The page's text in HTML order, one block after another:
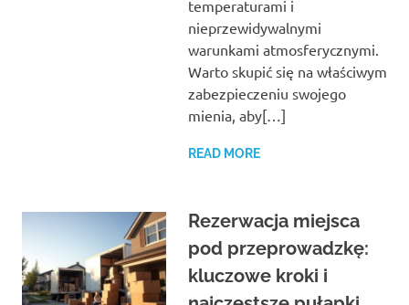
temperaturami i
nieprzewidywalnymi
warunkami atmosferycznymi.
Warto skupić się na właściwym
zabezpieczeniu swojego
mienia, aby[…]
READ MORE
Rezerwacja miejsca
pod przeprowadzkę:
kluczowe kroki i